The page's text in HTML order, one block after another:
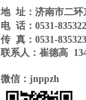
地 址：济南市二环
电 话： 0531-
传 真： 0531-
联系人：崔德高
微信： jnppzh